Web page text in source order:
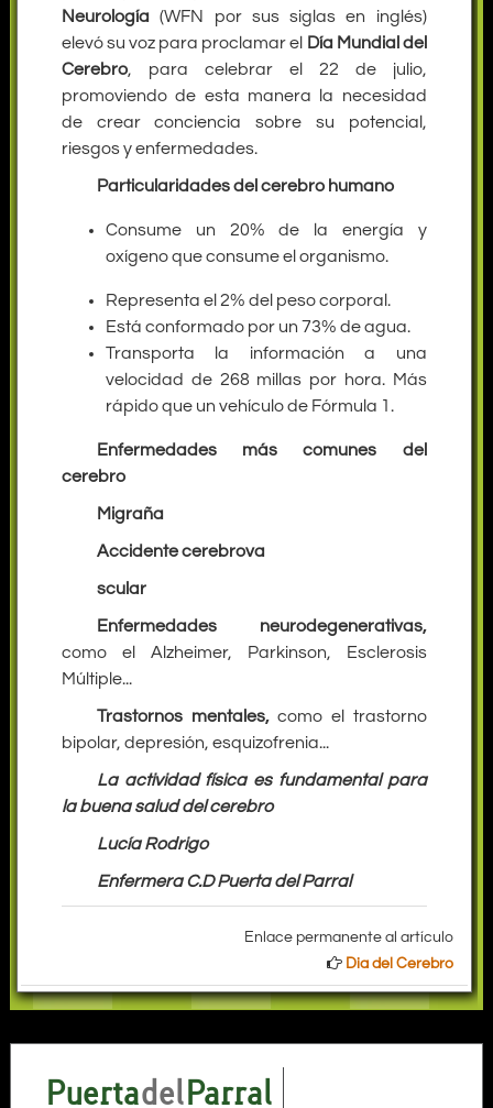
Neurología (WFN por sus siglas en inglés)
elevó su voz para proclamar el
Día Mundial del
Cerebro, para celebrar el 22 de julio,
promoviendo de esta manera la necesidad
de crear conciencia sobre su potencial,
riesgos y enfermedades.
Particularidades del cerebro humano
Consume un 20% de la energía y
oxígeno que consume el organismo.
Representa el 2% del peso corporal.
Está conformado por un 73% de agua.
Transporta la información a una
velocidad de 268 millas por hora. Más
rápido que un vehículo de Fórmula 1.
Enfermedades más comunes del
cerebro
Migraña
Accidente cerebrova
scular
Enfermedades neurodegenerativas,
como el Alzheimer, Parkinson, Esclerosis
Múltiple...
Trastornos mentales,como el trastorno
bipolar, depresión, esquizofrenia...
La actividad física es fundamental para
la buena salud del cerebro
Lucía Rodrigo
Enfermera C.D Puerta del Parral
Enlace permanente al artículo
Dia del Cerebro
Puertadel Parral